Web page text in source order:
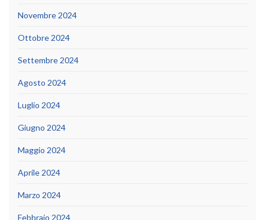
Novembre 2024
Ottobre 2024
Settembre 2024
Agosto 2024
Luglio 2024
Giugno 2024
Maggio 2024
Aprile 2024
Marzo 2024
Febbraio 2024